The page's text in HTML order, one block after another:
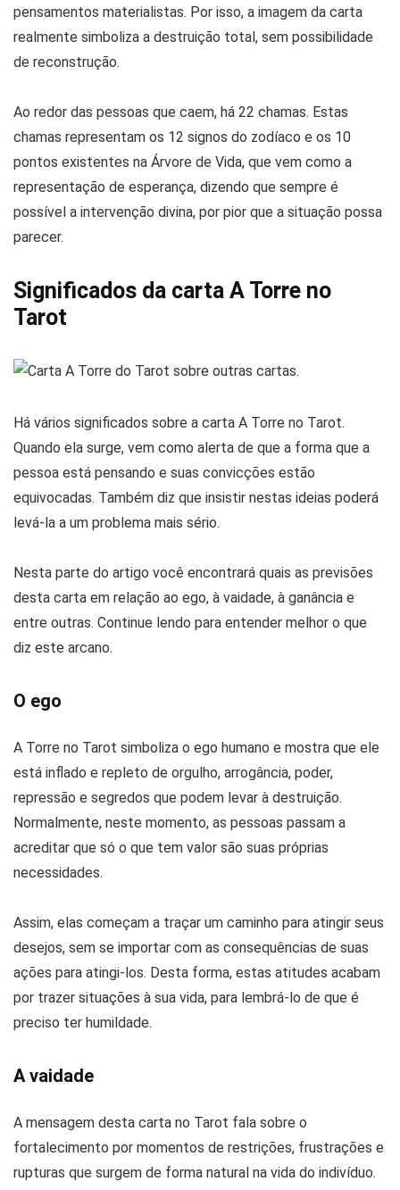
pensamentos materialistas. Por isso, a imagem da carta
realmente simboliza a destruição total, sem possibilidade
de reconstrução.
Ao redor das pessoas que caem, há 22 chamas. Estas
chamas representam os 12 signos do zodíaco e os 10
pontos existentes na Árvore de Vida, que vem como a
representação de esperança, dizendo que sempre é
possível a intervenção divina, por pior que a situação possa
parecer.
Significados da carta A Torre no
Tarot
Há vários significados sobre a carta A Torre no Tarot.
Quando ela surge, vem como alerta de que a forma que a
pessoa está pensando e suas convicções estão
equivocadas. Também diz que insistir nestas ideias poderá
levá-la a um problema mais sério.
Nesta parte do artigo você encontrará quais as previsões
desta carta em relação ao ego, à vaidade, à ganância e
entre outras. Continue lendo para entender melhor o que
diz este arcano.
O ego
A Torre no Tarot simboliza o ego humano e mostra que ele
está inflado e repleto de orgulho, arrogância, poder,
repressão e segredos que podem levar à destruição.
Normalmente, neste momento, as pessoas passam a
acreditar que só o que tem valor são suas próprias
necessidades.
Assim, elas começam a traçar um caminho para atingir seus
desejos, sem se importar com as consequências de suas
ações para atingi-los. Desta forma, estas atitudes acabam
por trazer situações à sua vida, para lembrá-lo de que é
preciso ter humildade.
A vaidade
A mensagem desta carta no Tarot fala sobre o
fortalecimento por momentos de restrições, frustrações e
rupturas que surgem de forma natural na vida do indivíduo.